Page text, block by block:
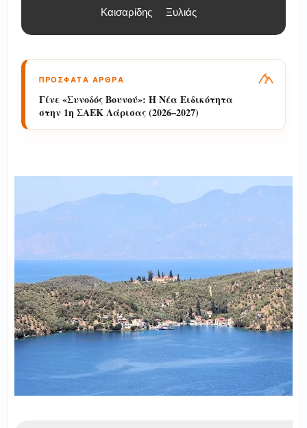
Καισαρίδης
Ξυλιάς
ΠΡΟΣΦΑΤΑ ΑΡΘΡΑ
Ανάβαση στο Λένιν 7.134μ, με την Hellas
Nature